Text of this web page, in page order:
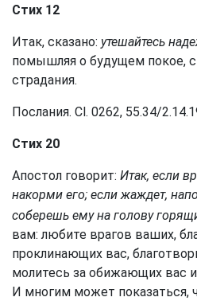
Стих 12
Итак, сказано: утешайтесь
помышляя о будущем покое,
страдания.
Послания. Сl. 0262, 55.34/
Стих 20
Апостол говорит: Итак, если
накорми его; если жаждет,
соберешь ему на голову
вам: любите врагов ваших,
проклинающих вас,
молитесь за обижающих вас
И многим может показаться,